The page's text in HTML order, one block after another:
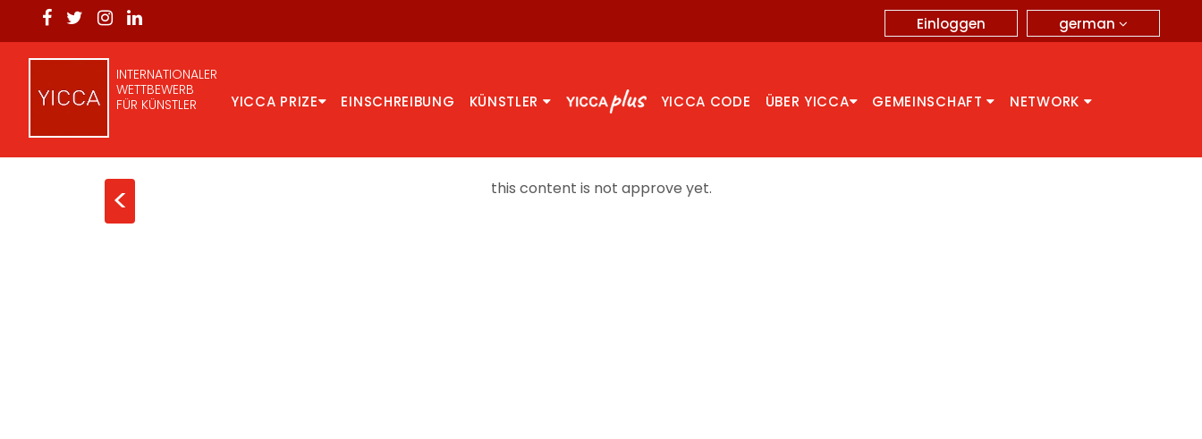
german
Einloggen
INTERNATIONALER
WETTBEWERB
FÜR KÜNSTLER
YICCA PRIZE EINSCHREIBUNG KÜNSTLER YICCA CODE ÜBER YICCA GEMEINSCHAFT NETWORK
< this content is not approve yet.